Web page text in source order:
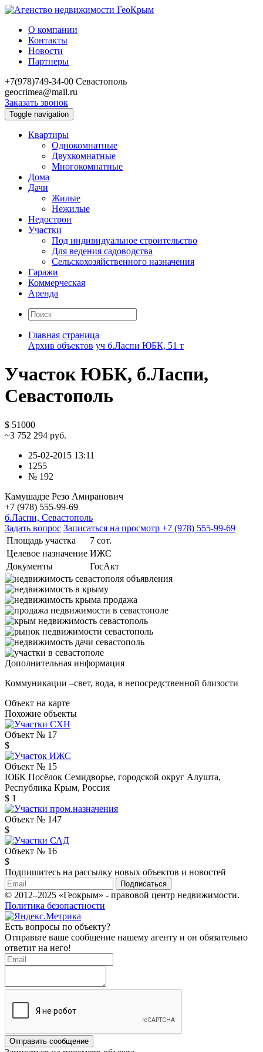
О компании
Контакты
Новости
Партнеры
+7(978)749-34-00 Севастополь
geocrimea@mail.ru
Заказать звонок
Toggle navigation
Квартиры
Однокомнатные
Двухкомнатные
Многокомнатные
Дома
Дачи
Жилые
Нежилые
Недострои
Участки
Под индивидуальное строительство
Для ведения садоводства
Сельскохозяйственного назначения
Гаражи
Коммерческая
Аренда
Главная страница
Архив объектов уч б.Ласпи ЮБК, 51 т
Участок ЮБК, б.Ласпи,
Севастополь
$ 51000
~3 752 294 руб.
25-02-2015 13:11
1255
№ 192
Камушадзе Резо Амиранович
+7 (978) 555-99-69
б.Ласпи, Севастополь
Задать вопрос Записаться на просмотр +7 (978) 555-99-69
Площадь участка
7 сот.
Целевое назначение ИЖС
Документы
ГосАкт
Дополнительная информация
Коммуникации –свет, вода, в непосредственной близости
Объект на карте
Похожие объекты
Объект № 17
$
Объект № 15
ЮБК Посёлок Семидворье, городской округ Алушта,
Республика Крым, Россия
$ 1
Объект № 147
$
Объект № 16
$
Подпишитесь на рассылку новых объектов и новостей
Подписаться
© 2012–2025 «Геокрым» - правовой центр недвижимости.
Политика безопастности
Есть вопросы по объекту?
Отправьте ваше сообщение нашему агенту и он обязательно
ответит на него!
Отправить сообщение